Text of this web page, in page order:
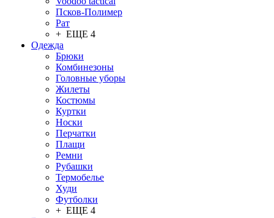
Псков-Полимер
Рат
+ ЕЩЕ 4
Одежда
Брюки
Комбинезоны
Головные уборы
Жилеты
Костюмы
Куртки
Носки
Перчатки
Плащи
Ремни
Рубашки
Термобелье
Худи
Футболки
+ ЕЩЕ 4